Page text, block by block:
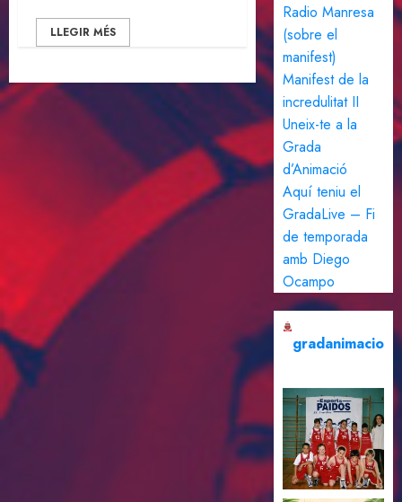
LLEGIR MÉS
Radio Manresa
(sobre el
manifest)
Manifest de la
incredulitat II
Uneix-te a la
Grada
d’Animació
Aquí teniu el
GradaLive – Fi
de temporada
amb Diego
Ocampo
gradanimacio